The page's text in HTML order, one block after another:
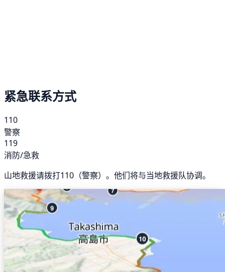
紧急联系方式
110
警察
119
消防/急救
山地救援请拨打110（警察）。他们将与当地救援队协调。